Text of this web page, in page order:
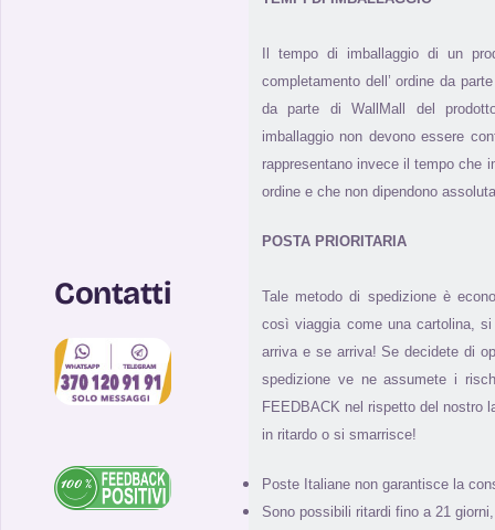
Contatti
Il tempo di imballaggio di un
completamento dell’ ordine da
da parte di WallMall del
imballaggio non devono essere
rappresentano invece il tempo che
ordine e che non dipendono
POSTA PRIORITARIA
Tale metodo di spedizione è
così viaggia come una cartolina,
arriva e se arriva! Se decidete di
spedizione ve ne assumete i
FEEDBACK nel rispetto del nostro
in ritardo o si smarrisce!
Poste Italiane non garantisce la
Sono possibili ritardi fino a 21